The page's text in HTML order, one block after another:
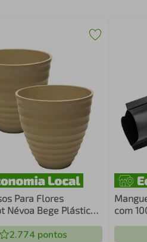
Para Flores
Névoa Bege Plástico
2.774pontos
com